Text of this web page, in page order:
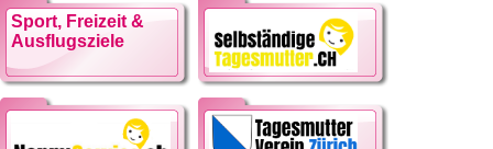
Sport, Freizeit &
Ausflugsziele